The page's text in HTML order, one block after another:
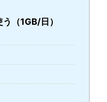
（1GB/日）